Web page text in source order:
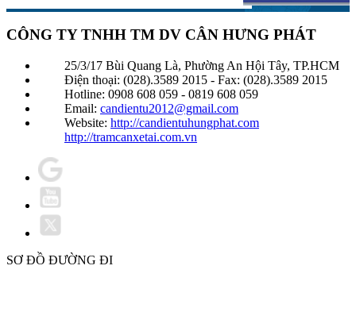
CÔNG TY TNHH TM DV CÂN HƯNG PHÁT
25/3/17 Bùi Quang Là, Phường An Hội Tây, TP.HCM
Điện thoại: (028).3589 2015 - Fax: (028).3589 2015
Hotline: 0908 608 059 - 0819 608 059
Email: candientu2012@gmail.com
Website: http://candientuhungphat.com
http://tramcanxetai.com.vn
SƠ ĐỒ ĐƯỜNG ĐI